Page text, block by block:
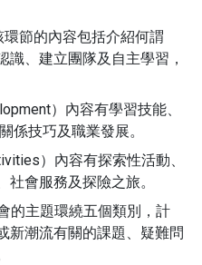
節的內容包括介紹何謂
識、建立團隊及自主學習，
）內容有學習技能、
係技巧及職業發展。
）內容有探索性活動、
社會服務及探險之旅。
的主題環繞五個類別，計
新潮流有關的課題、疑難問